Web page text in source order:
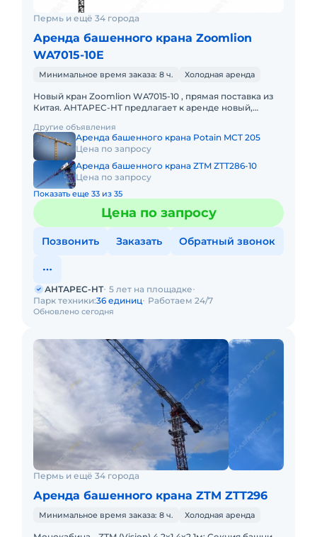
Пермь и ещё 34 города
Аренда башенного крана Zoomlion
WA7015-10E
Минимальное время заказа: 8 ч. Холодная аренда
Новый кран Zoomlion WA7015-10 , прямая поставка из
Китая. АНТАРЕС-НТ предлагает к аренде новый,
краностроительного зав
Другие объявления
Аренда башенного крана Potain MCT 205
Цена по запросу
Аренда башенного крана ZTM ZTT286-10
Цена по запросу
Показать еще 33 из 35
Цена по запросу
Позвонить Заказать Обратный звонок
Обновлено сегодня
АНТАРЕС-НТ 5 лет на площадке
Парк техники:36 единиц Работаем 24/7
Пермь и ещё 34 города
Аренда башенного крана ZTM ZTT296
Минимальное время заказа: 8 ч. Холодная аренда